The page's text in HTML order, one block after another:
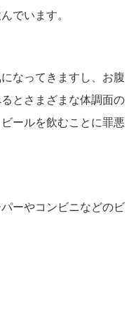
でいます。
なってきますし、お腹
とさまざまな体調面の
ールを飲むことに罪悪
ーやコンビニなどのビ